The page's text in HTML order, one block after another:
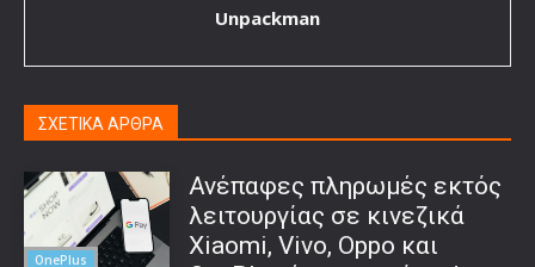
Unpackman
ΣΧΕΤΙΚΑ ΑΡΘΡΑ
OnePlus
Ανέπαφες πληρωμές εκτός
λειτουργίας σε κινεζικά
Xiaomi, Vivo, Oppo και